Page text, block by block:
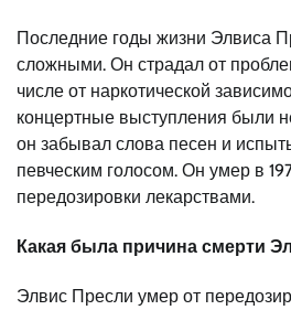
Последние годы жизни Элвиса
сложными. Он страдал от
числе от наркотической
концертные выступления были
он забывал слова песен и
певческим голосом. Он умер в
передозировки лекарствами.
Какая была причина смерти
Элвис Пресли умер от